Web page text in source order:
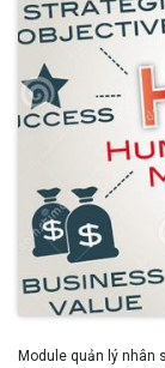
Module quản lý nhân